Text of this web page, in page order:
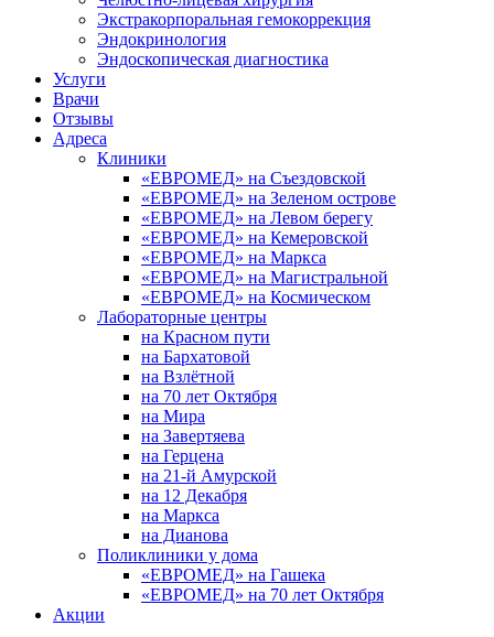
Экстракорпоральная гемокоррекция
Эндокринология
Эндоскопическая диагностика
Услуги
Врачи
Отзывы
Адреса
Клиники
«ЕВРОМЕД» на Съездовской
«ЕВРОМЕД» на Зеленом острове
«ЕВРОМЕД» на Левом берегу
«ЕВРОМЕД» на Кемеровской
«ЕВРОМЕД» на Маркса
«ЕВРОМЕД» на Магистральной
«ЕВРОМЕД» на Космическом
Лабораторные центры
на Красном пути
на Бархатовой
на Взлётной
на 70 лет Октября
на Мира
на Завертяева
на Герцена
на 21-й Амурской
на 12 Декабря
на Маркса
на Дианова
Поликлиники у дома
«ЕВРОМЕД» на Гашека
«ЕВРОМЕД» на 70 лет Октября
Акции